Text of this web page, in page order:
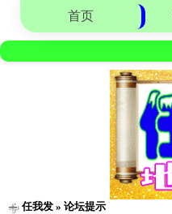
首页
任我发» 论坛提示